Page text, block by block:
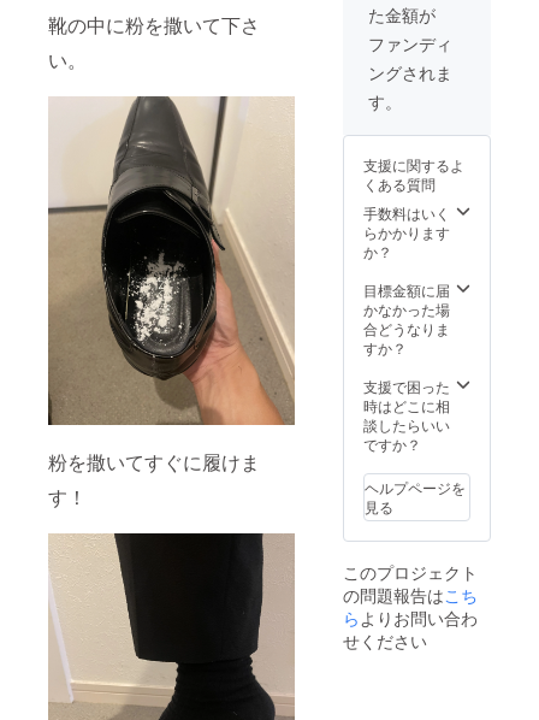
靴の中に粉を撒いて下さ
い。
粉を撒いてすぐに履けま
す！
た金額が
ファンディ
ングされま
す。
支援に関するよ
くある質問
手数料はいく
らかかります
か？
目標金額に届
かなかった場
合どうなりま
すか？
支援で困った
時はどこに相
談したらいい
ですか？
ヘルプページを
見る
このプロジェクト
の問題報告はこち
ら よりお問い合わ
せください